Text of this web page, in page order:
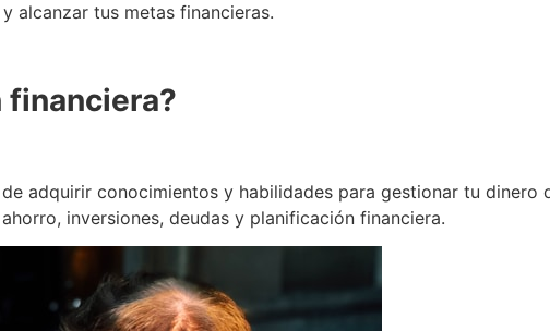
alcanzar tus metas financieras.
financiera?
adquirir conocimientos y habilidades para gestionar tu dinero
inversiones, deudas y planificación financiera.